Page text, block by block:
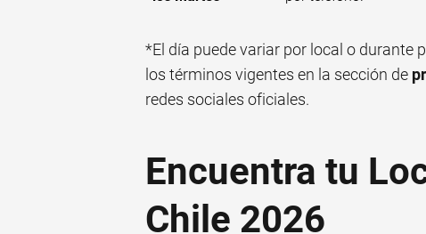
*El día puede variar por local o durante
los términos vigentes en la sección de
redes sociales oficiales.
Encuentra tu
Chile 2026